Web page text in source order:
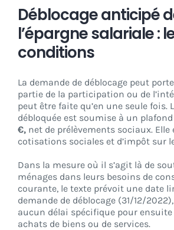
Déblocage anticipé
l’épargne salariale :
conditions
La demande de déblocage peut
partie de la participation ou de
peut être faite qu’en une seule fois.
débloquée est soumise à un
€, net de prélèvements sociaux. Elle
cotisations sociales et d’impôt sur
Dans la mesure où il s’agit là de
ménages dans leurs besoins de
courante, le texte prévoit une date
demande de déblocage (31/12/
aucun délai spécifique pour ensuite
achats de biens ou de services.